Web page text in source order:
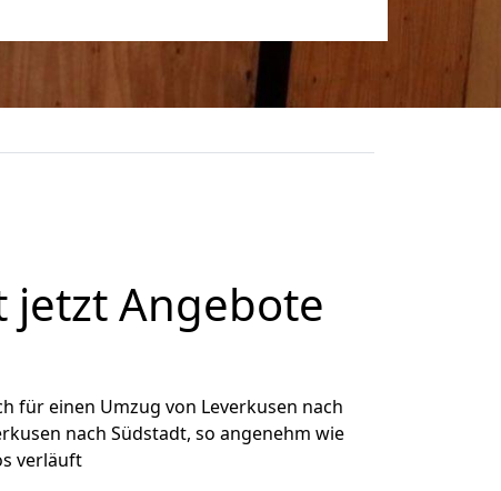
jetzt Angebote
für einen Umzug von Leverkusen nach
nach Südstadt, so angenehm wie
verläuft